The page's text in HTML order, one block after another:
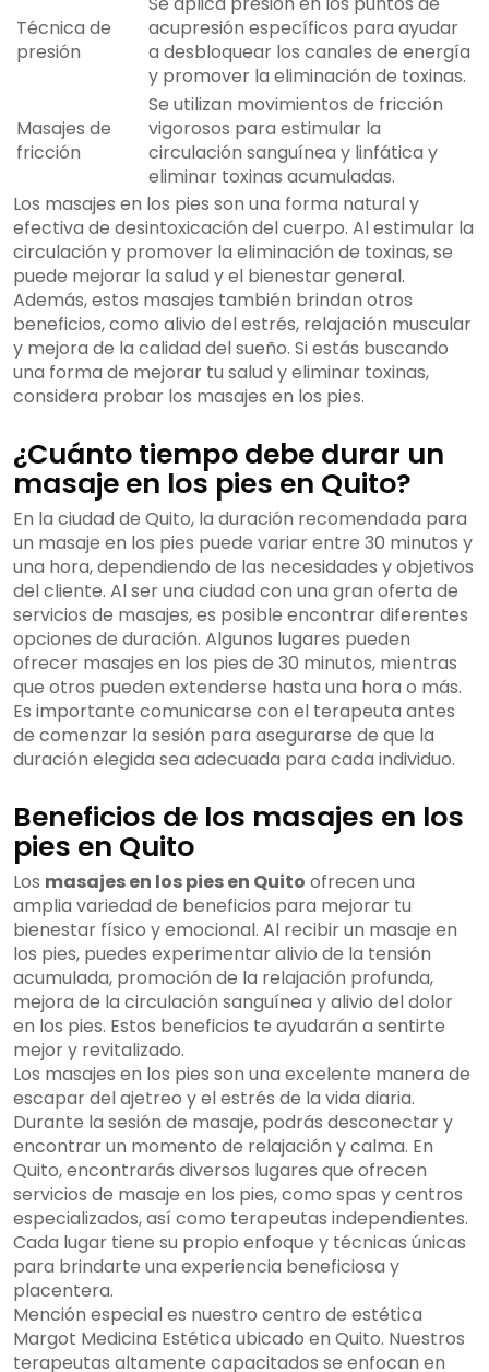
Técnica de
presión
acupresión específicos para ayudar
a desbloquear los canales de energía
y promover la eliminación de toxinas.
Masajes de
fricción
Se utilizan movimientos de fricción
vigorosos para estimular la
circulación sanguínea y linfática y
eliminar toxinas acumuladas.
Los masajes en los pies son una forma natural y
efectiva de desintoxicación del cuerpo. Al estimular la
circulación y promover la eliminación de toxinas, se
puede mejorar la salud y el bienestar general.
Además, estos masajes también brindan otros
beneficios, como alivio del estrés, relajación muscular
y mejora de la calidad del sueño. Si estás buscando
una forma de mejorar tu salud y eliminar toxinas,
considera probar los masajes en los pies.
¿Cuánto tiempo debe durar un
masaje en los pies en Quito?
En la ciudad de Quito, la duración recomendada para
un masaje en los pies puede variar entre 30 minutos y
una hora, dependiendo de las necesidades y objetivos
del cliente. Al ser una ciudad con una gran oferta de
servicios de masajes, es posible encontrar diferentes
opciones de duración. Algunos lugares pueden
ofrecer masajes en los pies de 30 minutos, mientras
que otros pueden extenderse hasta una hora o más.
Es importante comunicarse con el terapeuta antes
de comenzar la sesión para asegurarse de que la
duración elegida sea adecuada para cada individuo.
Beneficios de los masajes en los
pies en Quito
Los masajes en los pies en Quito ofrecen una
amplia variedad de beneficios para mejorar tu
bienestar físico y emocional. Al recibir un masaje en
los pies, puedes experimentar alivio de la tensión
acumulada, promoción de la relajación profunda,
mejora de la circulación sanguínea y alivio del dolor
en los pies. Estos beneficios te ayudarán a sentirte
mejor y revitalizado.
Los masajes en los pies son una excelente manera de
escapar del ajetreo y el estrés de la vida diaria.
Durante la sesión de masaje, podrás desconectar y
encontrar un momento de relajación y calma. En
Quito, encontrarás diversos lugares que ofrecen
servicios de masaje en los pies, como spas y centros
especializados, así como terapeutas independientes.
Cada lugar tiene su propio enfoque y técnicas únicas
para brindarte una experiencia beneficiosa y
placentera.
Mención especial es nuestro centro de estética
Margot Medicina Estética ubicado en Quito. Nuestros
terapeutas altamente capacitados se enfocan en